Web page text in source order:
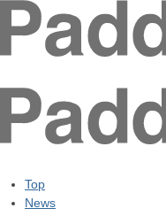
Top
News